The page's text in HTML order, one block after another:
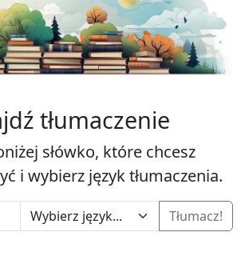
tłumaczenie
słówko, które chcesz
i wybierz język tłumaczenia.
Tłumacz!